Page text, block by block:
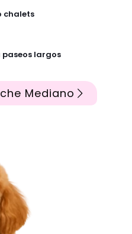
chalets
paseos largos
Mediano